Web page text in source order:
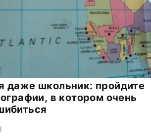
даже школьник: пройдите
в котором очень